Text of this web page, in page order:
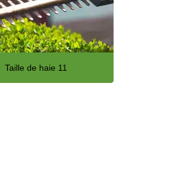
Taille de haie 11